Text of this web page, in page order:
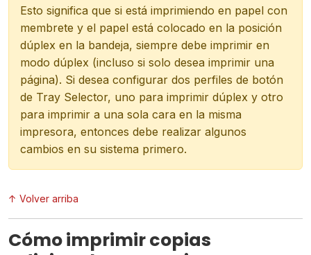
Esto significa que si está imprimiendo en papel con
membrete y el papel está colocado en la posición
dúplex en la bandeja, siempre debe imprimir en
modo dúplex (incluso si solo desea imprimir una
página). Si desea configurar dos perfiles de botón
de Tray Selector, uno para imprimir dúplex y otro
para imprimir a una sola cara en la misma
impresora, entonces debe realizar algunos
cambios en su sistema primero.
↑ Volver arriba
Cómo imprimir copias